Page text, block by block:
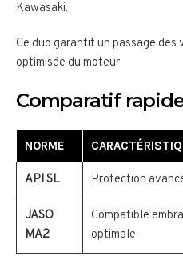
Kawasaki.
Ce duo garantit un passage
optimisée du moteur.
Comparatif
NORME
API SL Protection
JASO
MA2
Compatible
optimale